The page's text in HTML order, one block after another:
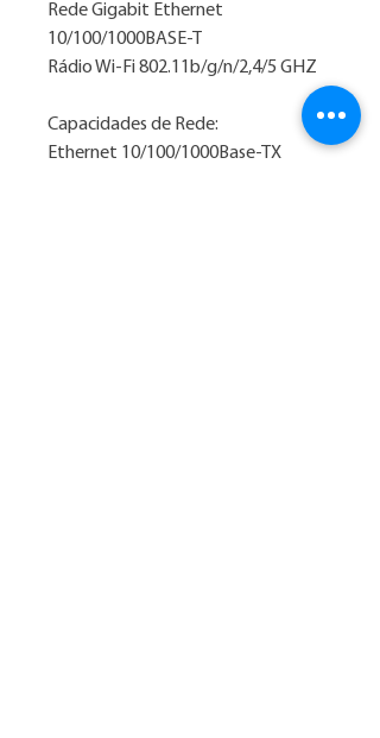
Rede Gigabit Ethernet
10/100/1000BASE-T
Rádio Wi-Fi 802.11b/g/n/2,4/5 GHZ
Capacidades de Rede:
Ethernet 10/100/1000Base-TX